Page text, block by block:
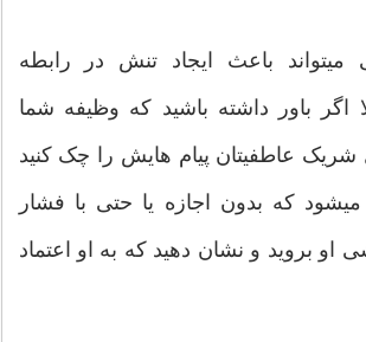
میتواند باعث ایجاد تنش در رابطه
اگر باور داشته باشید که وظیفه شما
شریک عاطفیتان پیام هایش را چک کنید
که بدون اجازه یا حتی با فشار
بروید و نشان دهید که به او اعتماد